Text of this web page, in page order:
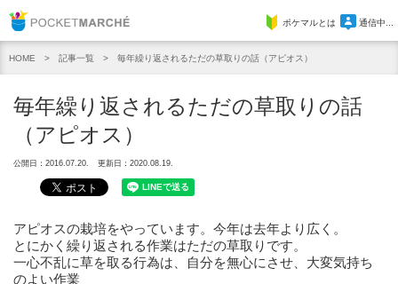
Pocket Marcheポケマルとは 通信中...
HOME 記事一覧 毎年繰り返されるただの草取りの話（アピオス）
毎年繰り返されるただの草取りの話
（アピオス）
公開日：2016.07.20. 更新日：2020.08.19.
アピオスの栽培をやっています。今年は去年より広く。
とにかく繰り返される作業はただの草取りです。
一心不乱に草を取る行為は、自分を無心にさせ、大変気持ち
のよい作業